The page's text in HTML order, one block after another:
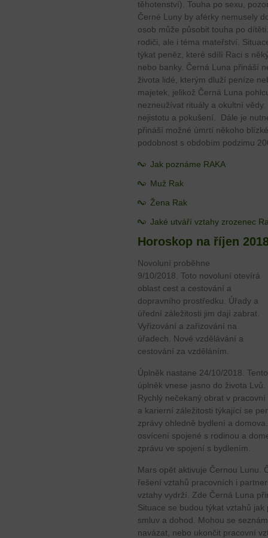
těhotenství). Touha po sexu,
Černé Luny by aférky nemusely
osob může působit touha po
rodiči, ale i téma mateřství.
týkat peněz, které sdílí Raci s
nebo banky. Černá Luna přináší
života lidé, kterým dluží peníze
majetek, jelikož Černá Luna
nezneužívat rituály a okultní
nejistotu a pokušení. Dále je
přináší možné úmrtí někoho
podobnost s obdobím podzimu
Jak poznáme RAKA
Muž Rak
Žena Rak
Jaké utváří vztahy zrozenec
Horoskop na říjen
Novoluní proběhne
9/10/2018. Toto novoluní otevírá
oblast cest a cestování a
dopravního prostředku. Úřady a
úřední záležitosti jim dají zabrat.
Vyřizování a zařizování na
úřadech. Nové vzdělávání a
cestování za vzděláním.
Úplněk nastane 24/10/2018. Tento
úplněk vnese jasno do života Lvů.
Rychlý nečekaný obrat v pracovní
a karierní záležitosti týkající se
zprávy ohledně bydlení a
osvícení spojené s rodinou a
zprávu ve spojení s bydlením.
Mars opět aktivuje Černou Lunu.
řešení vztahů pracovních i
vztahy vydrží. Zde Černá Luna
Situace se budou týkat vztahů
smluv a dohod. Mohou se
navázat, nebo ukončit pracovní